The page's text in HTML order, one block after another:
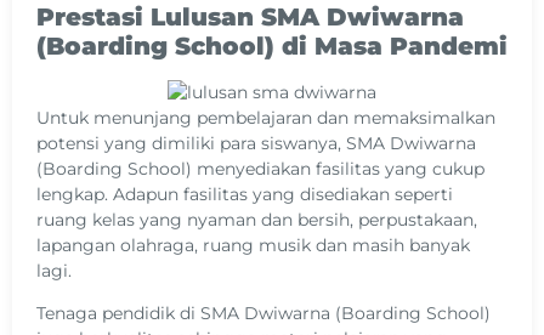
Prestasi Lulusan SMA Dwiwarna
(Boarding School) di Masa Pandemi
Untuk menunjang pembelajaran dan memaksimalkan
potensi yang dimiliki para siswanya, SMA Dwiwarna
(Boarding School) menyediakan fasilitas yang cukup
lengkap. Adapun fasilitas yang disediakan seperti
ruang kelas yang nyaman dan bersih, perpustakaan,
lapangan olahraga, ruang musik dan masih banyak
lagi.
Tenaga pendidik di SMA Dwiwarna (Boarding School)